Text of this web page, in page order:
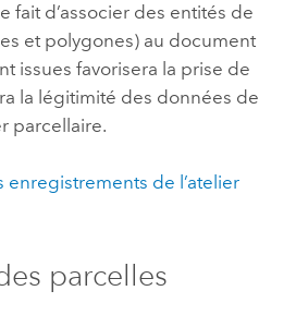
fait d’associer des entités de
et polygones) au document
issues favorisera la prise de
la légitimité des données de
parcellaire.
enregistrements de l’atelier
parcelles